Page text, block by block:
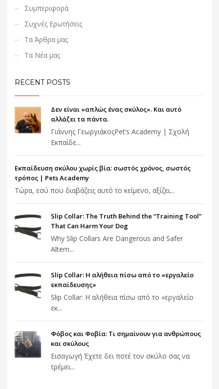
Συμπεριφορά
Συχνές Ερωτήσεις
Τα Άρθρα μας
Τα Νέα μας
RECENT POSTS
Δεν είναι «απλώς ένας σκύλος». Και αυτό
αλλάζει τα πάντα.
Γιάννης ΓεωργιάκοςPet’s Academy | Σχολή
Εκπαίδε...
Εκπαίδευση σκύλου χωρίς βία: σωστός χρόνος, σωστός
τρόπος | Pets Academy
Τώρα, εσύ που διαβάζεις αυτό το κείμενο, αξίζει...
Slip Collar: The Truth Behind the “Training Tool”
That Can Harm Your Dog
Why Slip Collars Are Dangerous and Safer
Altern...
Slip Collar: Η αλήθεια πίσω από το «εργαλείο
εκπαίδευσης»
Slip Collar: Η αλήθεια πίσω από το «εργαλείο
εκ...
Φόβος και Φοβία: Τι σημαίνουν για ανθρώπους
και σκύλους
Εισαγωγή Έχετε δει ποτέ τον σκύλο σας να
τρέμει...